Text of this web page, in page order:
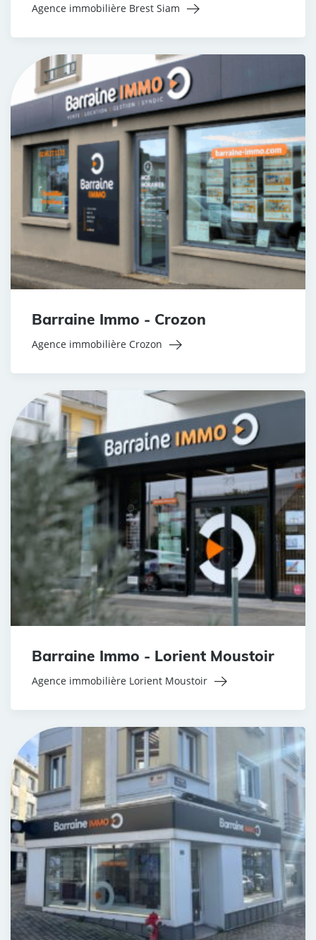
Agence immobilière Brest Siam
Barraine Immo - Crozon
Agence immobilière Crozon
Barraine Immo - Lorient Moustoir
Agence immobilière Lorient Moustoir